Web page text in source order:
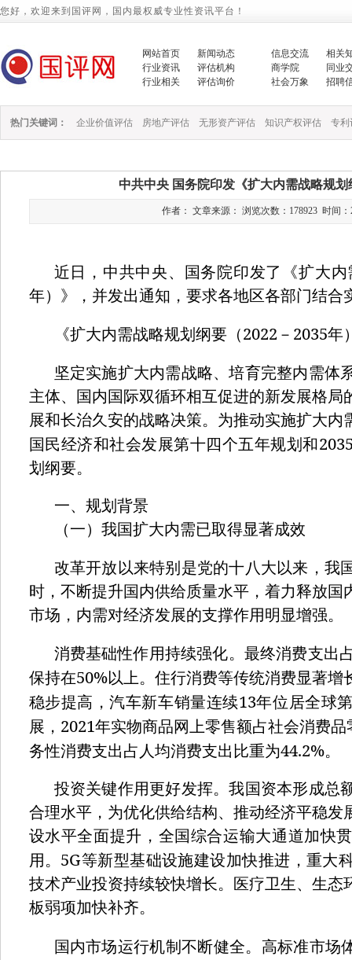
您好，欢迎来到国评网，国内最权威专业性资讯平台！
网站首页
新闻动态
行业资讯
评估机构
行业相关
评估询价
信息交流
相关
商学院
同业
社会万象
招聘
热门关键词： 企业价值评估 房地产评估 无形资产评估 知识产权评估 专利
中共中央 国务院印发《扩大内需战略规划
作者： 文章来源： 浏览次数：178923 时间：
近日，中共中央、国务院印发了《扩大
年）》，并发出通知，要求各地区各部门结合
《扩大内需战略规划纲要（2022 － 2035年
坚定实施扩大内需战略、培育完整内需体
主体、国内国际双循环相互促进的新发展格局
展和长治久安的战略决策。为推动实施扩大内
国民经济和社会发展第十四个五年规划和
划纲要。
一、规划背景
（一）我国扩大内需已取得显著成效
改革开放以来特别是党的十八大以来，我
时，不断提升国内供给质量水平，着力释放国
市场，内需对经济发展的支撑作用明显增强。
消费基础性作用持续强化。最终消费支出
保持在50%以上。住行消费等传统消费显著增
稳步提高，汽车新车销量连续13年位居全球
展， 2021年实物商品网上零售额占社会消费品
务性消费支出占人均消费支出比重为44.2%。
投资关键作用更好发挥。我国资本形成总
合理水平，为优化供给结构、推动经济平稳发
设水平全面提升，全国综合运输大通道加快
用。 5G等新型基础设施建设加快推进，重大
技术产业投资持续较快增长。医疗卫生、生态
板弱项加快补齐。
国内市场运行机制不断健全。高标准市场